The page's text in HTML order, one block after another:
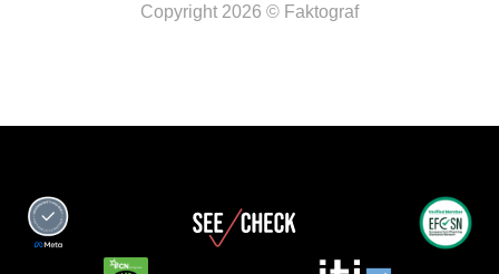
Copyright 2026 © Faktograf